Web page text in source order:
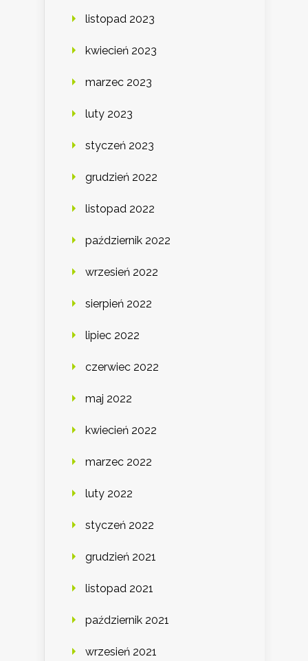
listopad 2023
kwiecień 2023
marzec 2023
luty 2023
styczeń 2023
grudzień 2022
listopad 2022
październik 2022
wrzesień 2022
sierpień 2022
lipiec 2022
czerwiec 2022
maj 2022
kwiecień 2022
marzec 2022
luty 2022
styczeń 2022
grudzień 2021
listopad 2021
październik 2021
wrzesień 2021